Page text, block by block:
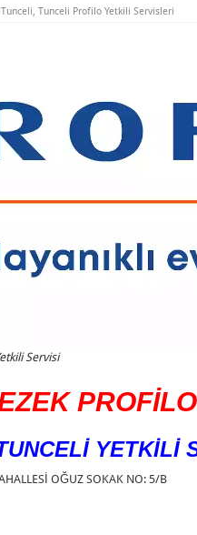
Tunceli, Tunceli Profilo Yetkili Servisleri
Servisi
YETKİLİ
OĞUZ SOKAK NO: 5/B